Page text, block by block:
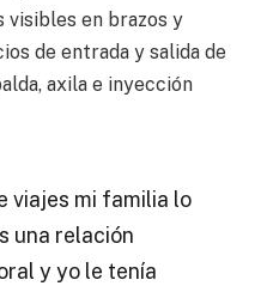
en brazos y
de entrada y salida de
axila e inyección
viajes mi familia lo
una relación
y yo le tenía